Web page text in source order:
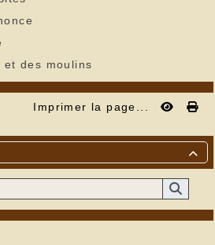
et des moulins
Imprimer la page...
